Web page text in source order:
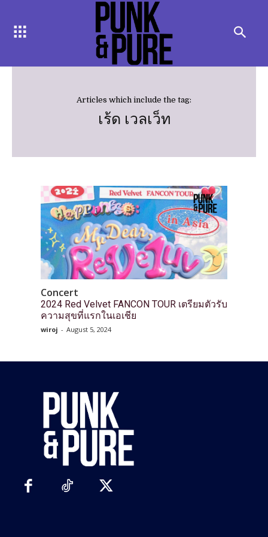
Articles which include the tag:
เร้ด เวลเว็ท
Concert
2024 Red Velvet FANCON TOUR เตรียมตัวรับ
ความสุขที่แรกในเอเชีย
wiroj - August 5, 2024